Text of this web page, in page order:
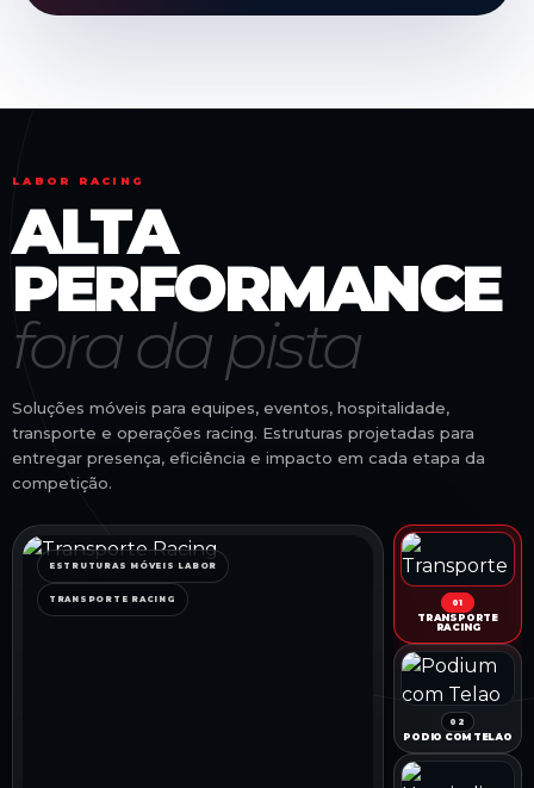
LABOR RACING
ALTA
PERFORMANCE
fora da pista
Soluções móveis para equipes, eventos, hospitalidade,
transporte e operações racing. Estruturas projetadas para
entregar presença, eficiência e impacto em cada etapa da
competição.
ESTRUTURAS MÓVEIS LABOR
TRANSPORTE RACING 01
TRANSPORTE
RACING
02
PÓDIO COM TELÃO